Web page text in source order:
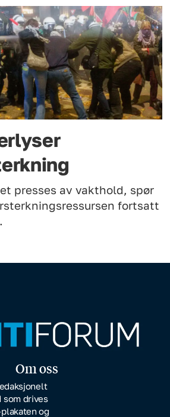
presses av vakthold, spør
fortsatt
Om oss
som drives
og